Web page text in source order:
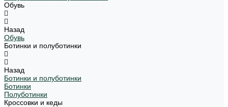
Обувь
Назад
Обувь
Ботинки и полуботинки
Назад
Ботинки и полуботинки
Ботинки
Полуботинки
Кроссовки и кеды